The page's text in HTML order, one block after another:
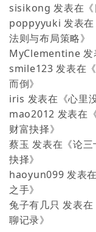
sisikong 发表在《
poppyyuki 发表在
法则与布局策略》
MyClementine 发
smile123 发表在
而倒》
iris 发表在《心里
mao2012 发表在
财富抉择》
蔡玉 发表在《论三
抉择》
haoyun099 发表
之手》
兔子有几只 发表在
聊记录》